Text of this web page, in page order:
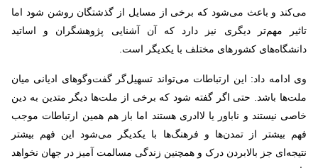
می‌کند و باعث می‌شود که برخی از مسایل از گذشتگان روشن شود اما
تاثیر مهم‌تر دیگری نیز دارد که آن آشنایی پژوهشگران و اساتید
دانشگاه‌های کشورهای مختلف با یکدیگر است.
وی ادامه داد: این ارتباطات می‌تواند تسهیل‌گر گفت‌وگوهای ادیانی میان
ملت‌ها باشد. حتی اگر گفته شود که برخی از ملت‌ها دیگر متدین به دین
خاصی نیستند و ناباور یا لاادری هستند اما باز هم همین ارتباطات موجب
فهم بیشتر از تمدن‌ها و فرهنگ‌ها با یکدیگر می‌شود این فهم بیشتر
نتیجه‌ای جز بالابردن درک و همچنین زندگی مسالمت آمیز در جهان نخواهد